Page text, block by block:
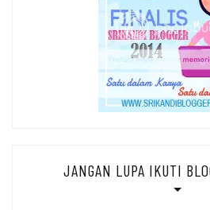
JANGAN LUPA IKUTI